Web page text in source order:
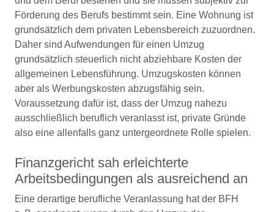
Förderung des Berufs bestimmt sein. Eine Wohnung ist
grundsätzlich dem privaten Lebensbereich zuzuordnen.
Daher sind Aufwendungen für einen Umzug
grundsätzlich steuerlich nicht abziehbare Kosten der
allgemeinen Lebensführung. Umzugskosten können
aber als Werbungskosten abzugsfähig sein.
Voraussetzung dafür ist, dass der Umzug nahezu
ausschließlich beruflich veranlasst ist, private Gründe
also eine allenfalls ganz untergeordnete Rolle spielen.
Finanzgericht sah erleichterte
Arbeitsbedingungen als ausreichend an
Eine derartige berufliche Veranlassung hat der BFH